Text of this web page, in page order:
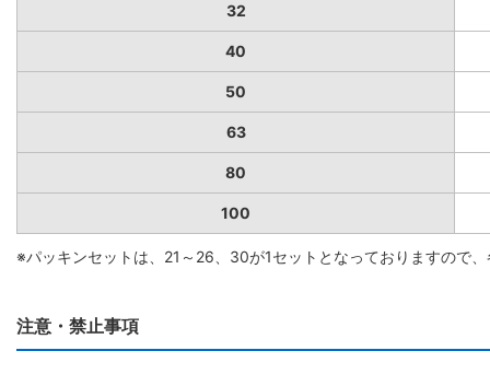
32
40
50
63
80
100
※パッキンセットは、21～26、30が1セットとなっておりますので
注意・禁止事項